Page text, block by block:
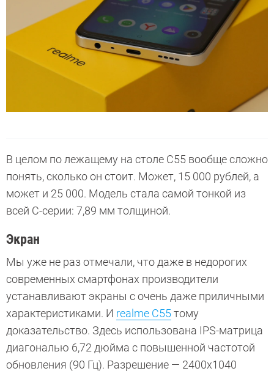
В целом по лежащему на столе С55 вообще сложно
понять, сколько он стоит. Может, 15 000 рублей, а
может и 25 000. Модель стала самой тонкой из
всей С-серии: 7,89 мм толщиной.
Экран
Мы уже не раз отмечали, что даже в недорогих
современных смартфонах производители
устанавливают экраны с очень даже приличными
характеристиками. И realme С55тому
доказательство. Здесь использована IPS-матрица
диагональю 6,72 дюйма с повышенной частотой
обновления (90 Гц). Разрешение — 2400х1040